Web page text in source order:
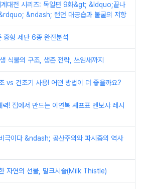
대전 시리즈: 독일편 9화&gt; &ldquo;끝나
&ndash; 런던 대공습과 불굴의 저항
형 세단 6종 완전분석
식물의 구조, 생존 전략, 쓰임새까지
vs 건조기 사용! 어떤 방법이 더 좋을까요?
력! 집에서 만드는 이연복 셰프표 멘보샤 레시
극이다 &ndash; 공산주의와 파시즘의 역사
자연의 선물, 밀크시슬(Milk Thistle)